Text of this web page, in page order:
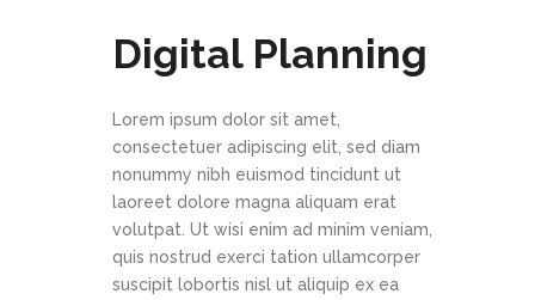
Digital Planning
Lorem ipsum dolor sit amet,
consectetuer adipiscing elit, sed diam
nonummy nibh euismod tincidunt ut
laoreet dolore magna aliquam erat
volutpat. Ut wisi enim ad minim veniam,
quis nostrud exerci tation ullamcorper
suscipit lobortis nisl ut aliquip ex ea